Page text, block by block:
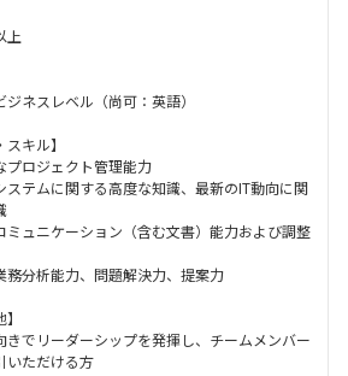
上
ジネスレベル（尚可：英語）
スキル】
プロジェクト管理能力
ステムに関する高度な知識、最新のIT動向に関
ミュニケーション（含む文書）能力および調整
務分析能力、問題解決力、提案力
きでリーダーシップを発揮し、チームメンバー
いただける方